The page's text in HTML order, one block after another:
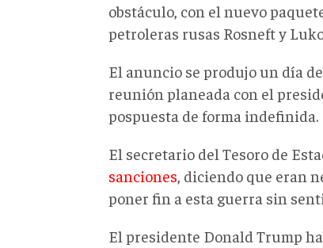
obstáculo, con el nuevo
petroleras rusas Rosneft y
El anuncio se produjo un día
reunión planeada con el
pospuesta de forma indefinida.
El secretario del Tesoro de
sanciones, diciendo que eran
poner fin a esta guerra sin
El presidente Donald Trump